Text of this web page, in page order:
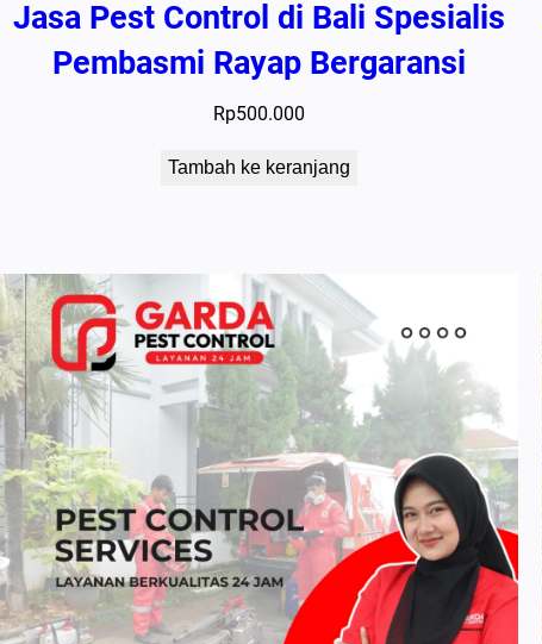
Jasa Pest Control di Bali Spesialis
Pembasmi Rayap Bergaransi
Rp500.000
Tambah ke keranjang